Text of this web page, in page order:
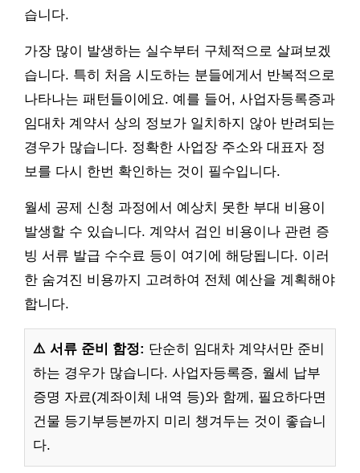
습니다.
가장 많이 발생하는 실수부터 구체적으로 살펴보겠
습니다. 특히 처음 시도하는 분들에게서 반복적으로
나타나는 패턴들이에요. 예를 들어, 사업자등록증과
임대차 계약서 상의 정보가 일치하지 않아 반려되는
경우가 많습니다. 정확한 사업장 주소와 대표자 정
보를 다시 한번 확인하는 것이 필수입니다.
월세 공제 신청 과정에서 예상치 못한 부대 비용이
발생할 수 있습니다. 계약서 검인 비용이나 관련 증
빙 서류 발급 수수료 등이 여기에 해당됩니다. 이러
한 숨겨진 비용까지 고려하여 전체 예산을 계획해야
합니다.
⚠️ 서류 준비 함정: 단순히 임대차 계약서만 준비
하는 경우가 많습니다. 사업자등록증, 월세 납부
증명 자료(계좌이체 내역 등)와 함께, 필요하다면
건물 등기부등본까지 미리 챙겨두는 것이 좋습니
다.